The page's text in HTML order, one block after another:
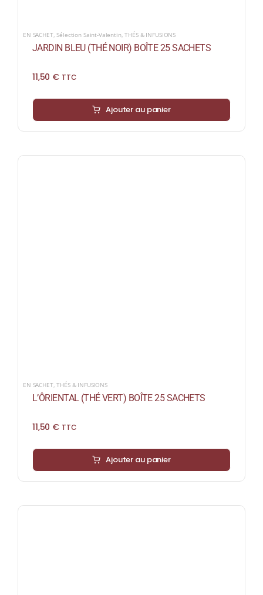
EN SACHET,Sélection Saint-Valentin,THÉS & INFUSIONS
JARDIN BLEU (THÉ NOIR) BOÎTE 25 SACHETS
11,50 € TTC
Ajouter au panier
EN SACHET,THÉS & INFUSIONS
L’ÔRIENTAL (THÉ VERT) BOÎTE 25 SACHETS
11,50 € TTC
Ajouter au panier